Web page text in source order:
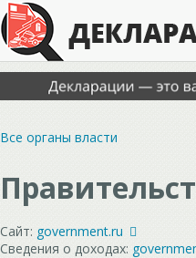
Все органы власти
Сайт: government.ru
Сведения о доходах: